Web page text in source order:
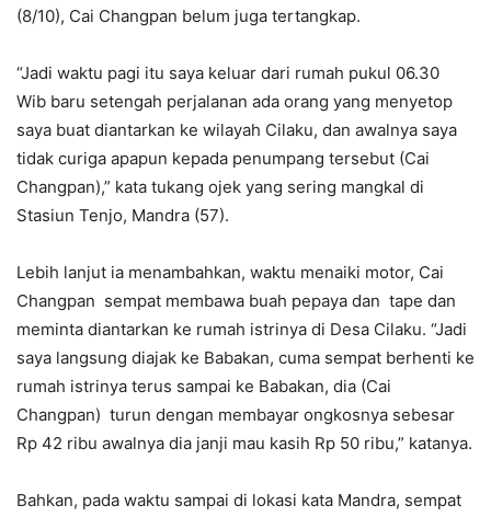
(8/10), Cai Changpan belum juga tertangkap.
“Jadi waktu pagi itu saya keluar dari rumah pukul 06.30
Wib baru setengah perjalanan ada orang yang menyetop
saya buat diantarkan ke wilayah Cilaku, dan awalnya saya
tidak curiga apapun kepada penumpang tersebut (Cai
Changpan),” kata tukang ojek yang sering mangkal di
Stasiun Tenjo, Mandra (57).
Lebih lanjut ia menambahkan, waktu menaiki motor, Cai
Changpan sempat membawa buah pepaya dan tape dan
meminta diantarkan ke rumah istrinya di Desa Cilaku. “Jadi
saya langsung diajak ke Babakan, cuma sempat berhenti ke
rumah istrinya terus sampai ke Babakan, dia (Cai
Changpan) turun dengan membayar ongkosnya sebesar
Rp 42 ribu awalnya dia janji mau kasih Rp 50 ribu,” katanya.
Bahkan, pada waktu sampai di lokasi kata Mandra, sempat